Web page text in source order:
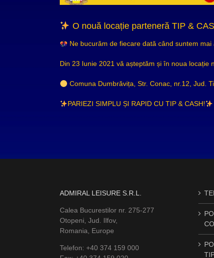
O nouă locație parteneră TIP &
Ne bucurăm de fiecare dată când suntem
Din 23 Iunie 2021 vă așteptăm și în noua locație
Comuna Dumbrăvița, Str. Conac, nr.12, Jud.
PARIEZI SIMPLU ȘI RAPID CU TIP & CASH!
ADMIRAL LEISURE S.R.L.
Calea Bucurestilor nr. 275-277
Otopeni, Jud. Ilfov,
Romania, Europe
Telefon: +40 374 159 000